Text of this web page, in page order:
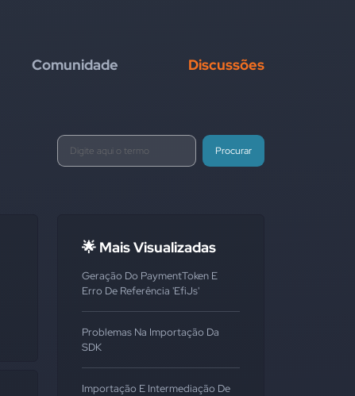
Comunidade Discussões
Procurar
🌟 Mais Visualizadas
Geração Do PaymentToken E
Erro De Referência 'EfiJs'
Problemas Na Importação Da
SDK
Importação E Intermediação De